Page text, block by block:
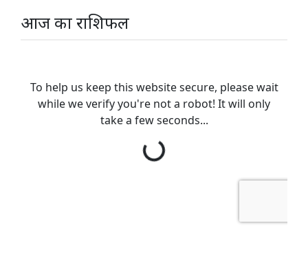
आज का राशिफल